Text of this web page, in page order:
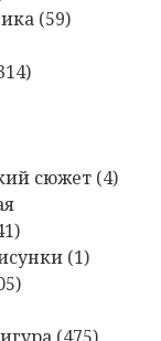
(59)
сюжет (4)
(1)